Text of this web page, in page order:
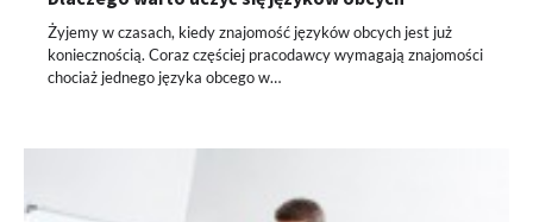
Żyjemy w czasach, kiedy znajomość języków obcych jest już
koniecznością. Coraz częściej pracodawcy wymagają znajomości
chociaż jednego języka obcego w…